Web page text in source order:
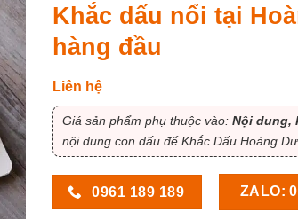
Khắc dấu nổi tại
hàng đầu
Liên hệ
Giá sản phẩm phụ thuộc vào: Nội dung,
nội dung con dấu để Khắc Dấu Hoàng
0961 189 189 ZALO: